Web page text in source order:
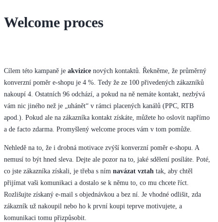
Welcome proces
Cílem této kampaně je akvizice nových kontaktů. Řekněme, že průměrný
konverzní poměr e-shopu je 4 %. Tedy že ze 100 přivedených zákazníků
nakoupí 4. Ostatních 96 odchází, a pokud na ně nemáte kontakt, nezbývá
vám nic jiného než je „uhánět“ v rámci placených kanálů (PPC, RTB
apod.). Pokud ale na zákazníka kontakt získáte, můžete ho oslovit napřímo
a de facto zdarma. Promyšlený welcome proces vám v tom pomůže.
Nehledě na to, že i drobná motivace zvýší konverzní poměr e-shopu. A
nemusí to být hned sleva. Dejte ale pozor na to, jaké sdělení posíláte. Poté,
co jste zákazníka získali, je třeba s ním navázat vztah tak, aby chtěl
přijímat vaši komunikaci a dostalo se k němu to, co mu chcete říct.
Rozlišujte získaný e-mail s objednávkou a bez ní. Je vhodné odlišit, zda
zákazník už nakoupil nebo ho k první koupi teprve motivujete, a
komunikaci tomu přizpůsobit.